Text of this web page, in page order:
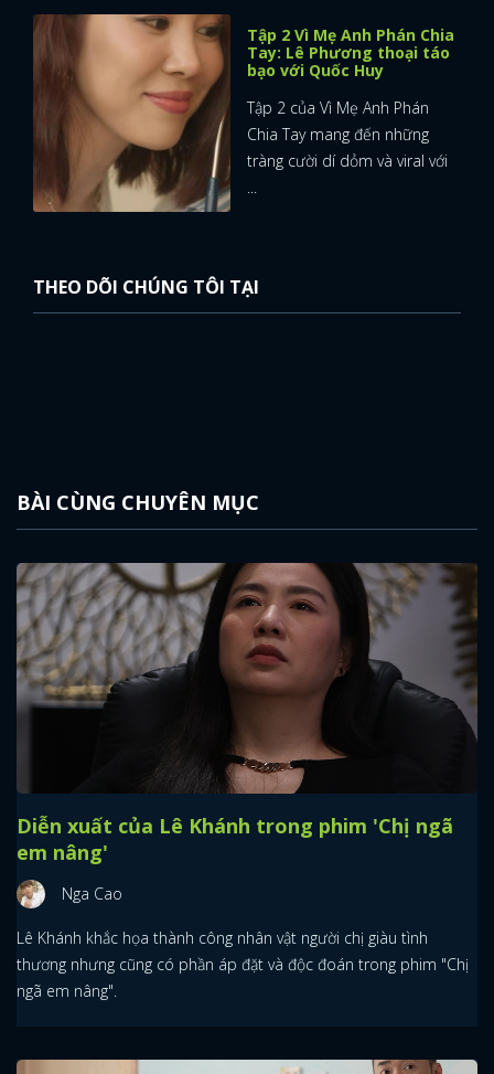
Tập 2 Vì Mẹ Anh Phán Chia
Tay: Lê Phương thoại táo
bạo với Quốc Huy
Tập 2 của Vì Mẹ Anh Phán
Chia Tay mang đến những
tràng cười dí dỏm và viral với
THEO DÕI CHÚNG TÔI TẠI
BÀI CÙNG CHUYÊN MỤC
Diễn xuất của Lê Khánh trong phim 'Chị ngã
em nâng'
Nga Cao
Lê Khánh khắc họa thành công nhân vật người chị giàu tình
thương nhưng cũng có phần áp đặt và độc đoán trong phim "Chị
ngã em nâng".